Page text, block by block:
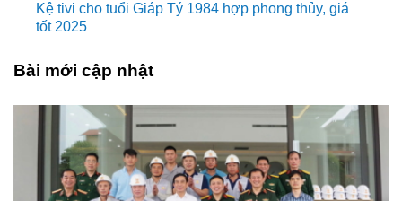
Kệ tivi cho tuổi Giáp Tý 1984 hợp phong thủy, giá
tốt 2025
Bài mới cập nhật